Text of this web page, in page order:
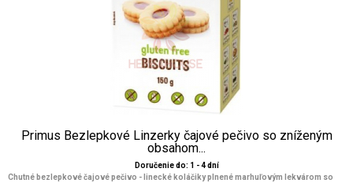
Primus Bezlepkové Linzerky čajové pečivo so zníženým
obsahom...
Doručenie do: 1 - 4 dní
Chutné bezlepkové čajové pečivo - linecké koláčiky plnené marhuľovým lekvárom so